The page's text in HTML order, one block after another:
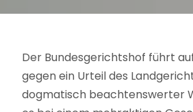
Der Bundesgerichtshof führt
gegen ein Urteil des
dogmatisch beachtenswerter